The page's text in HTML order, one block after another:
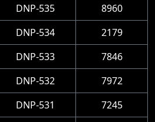
DNP-535
8960
DNP-534
2179
DNP-533
7846
DNP-532
7972
DNP-531
7245